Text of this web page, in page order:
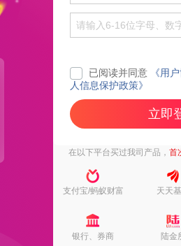
已阅读并同意 《用
人信息保护政策》
立即
在以下平台买过我司产品，首
支付宝/蚂蚁财富 天天
银行、券商 陆金